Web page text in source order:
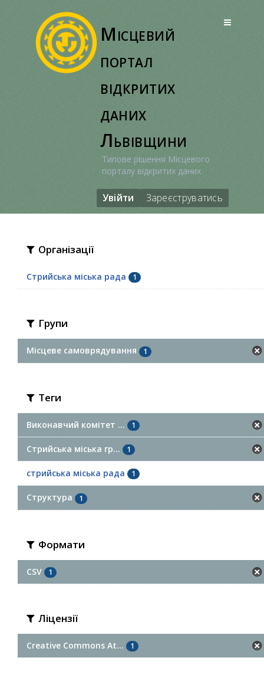
Місцевий
портал
відкритих
даних
Львівщини
Типове рішення Місцевого
порталу відкритих даних
Увійти Зареєструватись
Організації
Стрийська міська рада 1
Групи
Місцеве самоврядування 1
Теги
Виконавчий комітет ... 1
Стрийська міська гр... 1
стрийська міська рада 1
Структура 1
Формати
CSV 1
Ліцензії
Creative Commons At... 1